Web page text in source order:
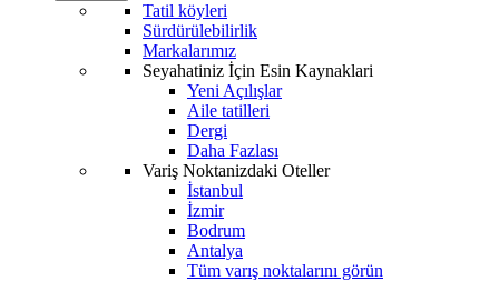
Tatil köyleri
Sürdürülebilirlik
Markalarımız
Seyahatiniz İçin Esin Kaynaklari
Yeni Açılışlar
Aile tatilleri
Dergi
Daha Fazlası
Variş Noktanizdaki Oteller
İstanbul
İzmir
Bodrum
Antalya
Tüm varış noktalarını görün